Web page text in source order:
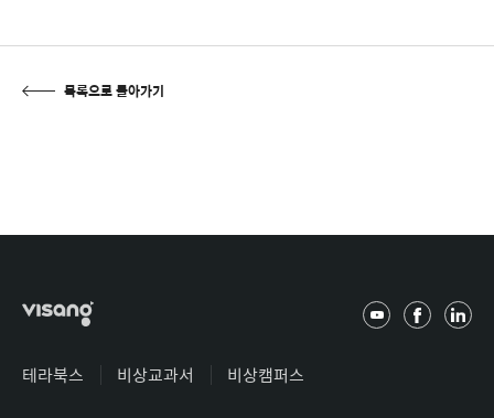
목록으로 돌아가기
테라북스 비상교과서 비상캠퍼스
유
페
링